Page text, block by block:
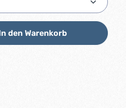
Wert ein
den Warenkorb